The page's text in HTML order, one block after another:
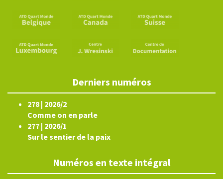
Derniers numéros
278 | 2026/2
Comme on en parle
277 | 2026/1
Sur le sentier de la paix
Numéros en texte intégral